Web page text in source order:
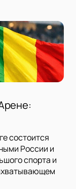
состоится
России и
спорта и